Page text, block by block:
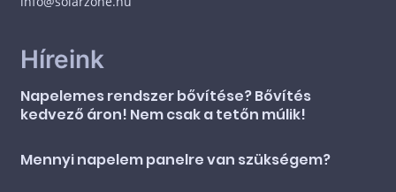
Híreink
Napelemes rendszer bővítése? Bővítés
kedvező áron! Nem csak a tetőn múlik!
Mennyi napelem panelre van szükségem?